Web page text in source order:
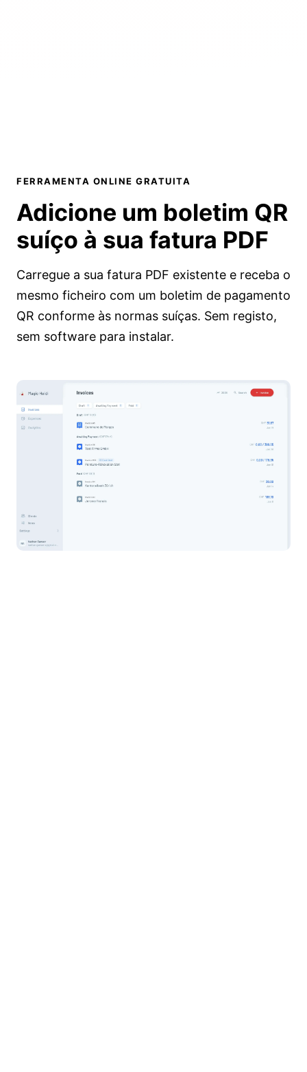
FERRAMENTA ONLINE GRATUITA
Adicione um boletim QR
suíço à sua fatura PDF
Carregue a sua fatura PDF existente e receba o
mesmo ficheiro com um boletim de pagamento
QR conforme às normas suíças. Sem registo,
sem software para instalar.